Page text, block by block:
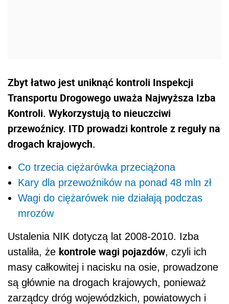
Zbyt łatwo jest uniknąć kontroli Inspekcji
Transportu Drogowego uważa Najwyższa Izba
Kontroli. Wykorzystują to nieuczciwi
przewoźnicy. ITD prowadzi kontrole z reguły na
drogach krajowych.
Co trzecia ciężarówka przeciążona
Kary dla przewoźników na ponad 48 mln zł
Wagi do ciężarówek nie działają podczas
mrozów
Ustalenia NIK dotyczą lat 2008-2010. Izba
ustaliła, że kontrole wagi pojazdów, czyli ich
masy całkowitej i nacisku na osie, prowadzone
są głównie na drogach krajowych, ponieważ
zarządcy dróg wojewódzkich, powiatowych i